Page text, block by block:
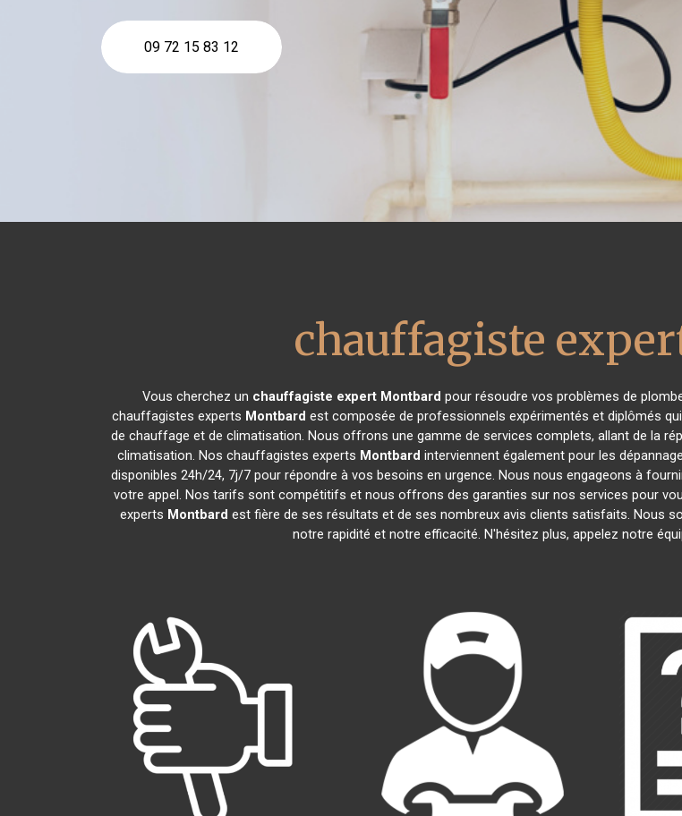
09 72 15 83 12
chauffagiste
Vous cherchez un chauffagiste expert Montbard pour résoudre vos problèmes de
chauffagistes experts Montbard est composée de professionnels expérimentés et diplômés
de chauffage et de climatisation. Nous offrons une gamme de services complets, allant de la
climatisation. Nos chauffagistes experts Montbard interviennent également pour les
disponibles 24h/24, 7j/7 pour répondre à vos besoins en urgence. Nous nous engageons à
votre appel. Nos tarifs sont compétitifs et nous offrons des garanties sur nos services pour
experts Montbard est fière de ses résultats et de ses nombreux avis clients satisfaits. Nous
notre rapidité et notre efficacité. N'hésitez plus, appelez notre